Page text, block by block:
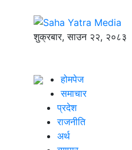
शुक्रबार,साउन २२, २०८३
होमपेज
समाचार
प्रदेश
राजनीति
अर्थ